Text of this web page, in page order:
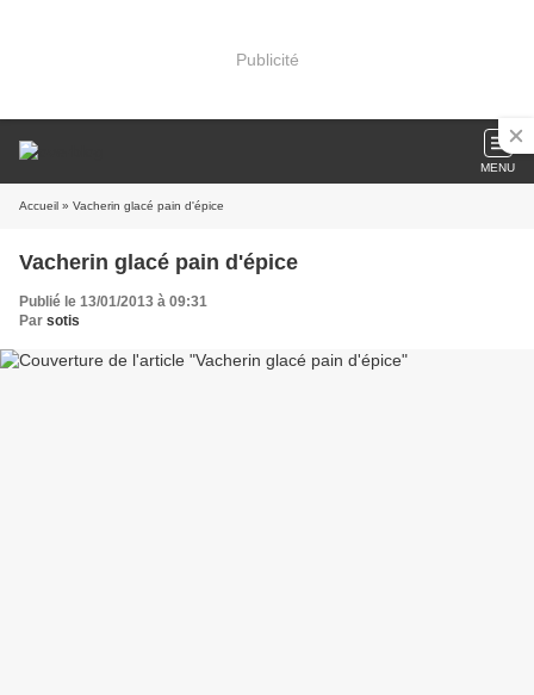
Publicité
MENU
Accueil » Vacherin glacé pain d'épice
Vacherin glacé pain d'épice
Publié le 13/01/2013 à 09:31
Par sotis